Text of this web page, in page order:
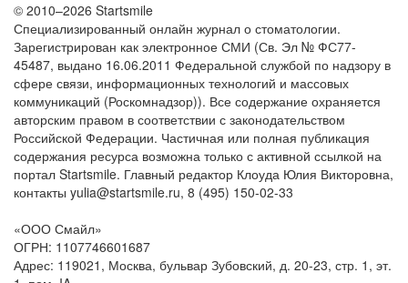
© 2010–2026 Startsmile
Специализированный онлайн журнал о стоматологии.
Зарегистрирован как электронное СМИ (Св. Эл № ФС77-
45487, выдано 16.06.2011 Федеральной службой по надзору в
сфере связи, информационных технологий и массовых
коммуникаций (Роскомнадзор)). Все содержание охраняется
авторским правом в соответствии с законодательством
Российской Федерации. Частичная или полная публикация
содержания ресурса возможна только с активной ссылкой на
портал Startsmile. Главный редактор Клоуда Юлия Викторовна,
контакты yulia@startsmile.ru, 8 (495) 150-02-33
«ООО Смайл»
ОГРН: 1107746601687
Адрес: 119021 , Москва, бульвар Зубовский, д. 20-23, стр. 1, эт.